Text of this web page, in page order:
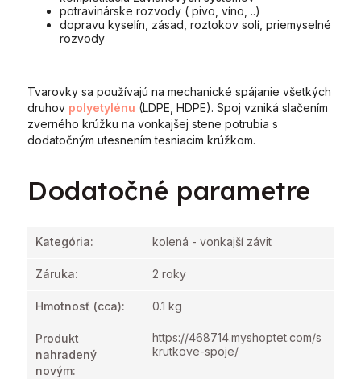
potravinárske rozvody ( pivo, víno, ..)
dopravu kyselín, zásad, roztokov solí, priemyselné
rozvody
Tvarovky sa používajú na mechanické spájanie všetkých
druhov polyetylénu (LDPE, HDPE). Spoj vzniká slačením
zverného krúžku na vonkajšej stene potrubia s
dodatočným utesnením tesniacim krúžkom.
Dodatočné parametre
Kategória: kolená - vonkajší závit
Záruka: 2 roky
Hmotnosť (cca): 0.1 kg
Produkt
nahradený
novým:
https://468714.myshoptet.com/s
krutkove-spoje/